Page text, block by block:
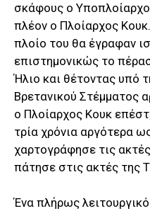
σκάφους ο
πλέον ο Πλοίαρχος
πλοίο του θα έγραφαν
επιστημονικώς το
Ήλιο και θέτοντας υπό
Βρετανικού Στέμματος
ο Πλοίαρχος Κουκ
τρία χρόνια αργότερα
χαρτογράφησε τις
πάτησε στις ακτές της
Ένα πλήρως